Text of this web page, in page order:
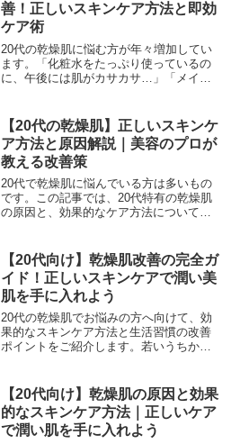
善！正しいスキンケア方法と即効
ケア術
20代の乾燥肌に悩む方が年々増加してい
ます。「化粧水をたっぷり使っているの
に、午後には肌がカサカサ…」「メイク
いでしょうか。なぜ20代で乾燥肌に？意
外と知らない原因と特...
【20代の乾燥肌】正しいスキンケ
ア方法と原因解説｜美容のプロが
教える改善策
20代で乾燥肌に悩んでいる方は多いもの
です。この記事では、20代特有の乾燥肌
の原因と、効果的なケア方法について詳
1. 20代の乾燥肌の特徴と原因2. 基本的
な...
【20代向け】乾燥肌改善の完全ガ
イド！正しいスキンケアで潤い美
肌を手に入れよう
20代の乾燥肌でお悩みの方へ向けて、効
果的なスキンケア方法と生活習慣の改善
ポイントをご紹介します。若いうちから
肌の特徴と原因【画像: 乾燥肌の症状を説
明する図解イラ...
【20代向け】乾燥肌の原因と効果
的なスキンケア方法｜正しいケア
で潤い肌を手に入れよう